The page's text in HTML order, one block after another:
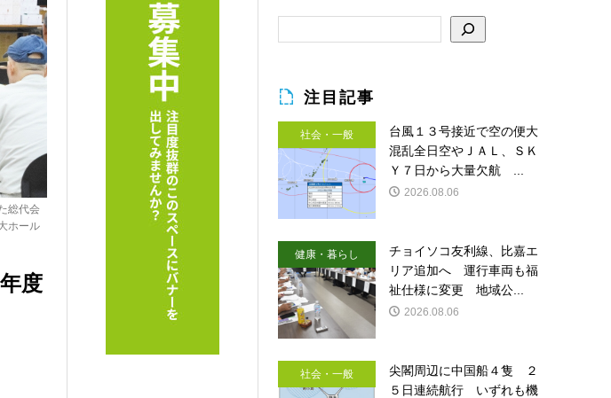
総代会
ホール
度
注目記事
社会・一般
台風１３号接近で空の便大
混乱全日空やＪＡＬ、ＳＫ
Ｙ７日から大量欠航 ...
2026.08.06
健康・暮らし
チョイソコ友利線、比嘉エ
リア追加へ 運行車両も福
祉仕様に変更 地域公...
2026.08.06
社会・一般
尖閣周辺に中国船４隻 ２
５日連続航行 いずれも機